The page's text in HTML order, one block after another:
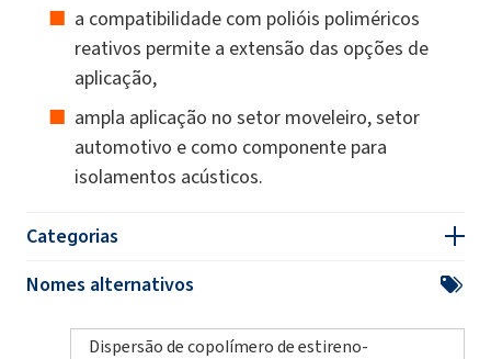
a compatibilidade com polióis poliméricos
reativos permite a extensão das opções de
aplicação,
ampla aplicação no setor moveleiro, setor
automotivo e como componente para
isolamentos acústicos.
Categorias
Nomes alternativos
Dispersão de copolímero de estireno-